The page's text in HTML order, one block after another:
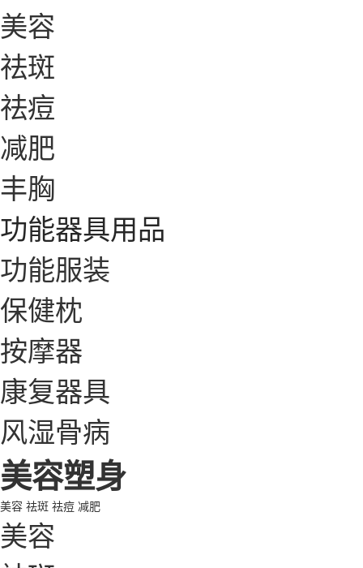
美容
祛斑
祛痘
减肥
丰胸
功能器具用品
功能服装
保健枕
按摩器
康复器具
风湿骨病
美容塑身
美容 祛斑 祛痘 减肥
美容